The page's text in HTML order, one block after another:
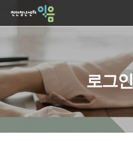
로그인